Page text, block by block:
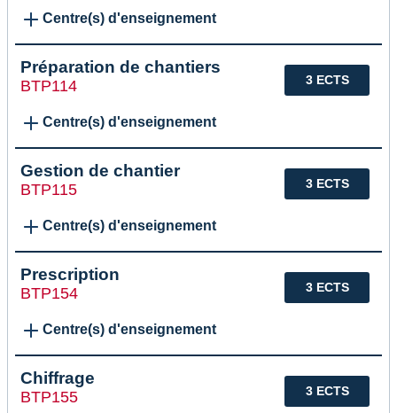
Centre(s) d'enseignement
3 ECTS
Préparation de chantiers
BTP114
Centre(s) d'enseignement
3 ECTS
Gestion de chantier
BTP115
Centre(s) d'enseignement
3 ECTS
Prescription
BTP154
Centre(s) d'enseignement
3 ECTS
Chiffrage
BTP155